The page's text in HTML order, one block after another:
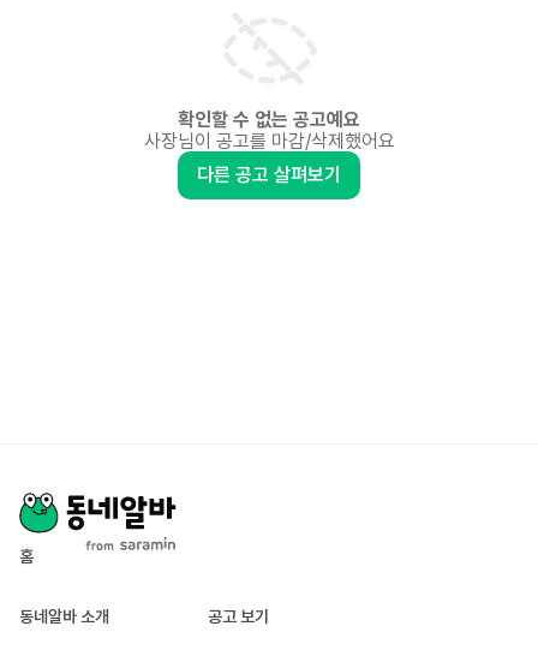
확인할 수 없는 공고예요
사장님이 공고를 마감/삭제했어요
다른 공고 살펴보기
홈
동네알바 소개 공고 보기